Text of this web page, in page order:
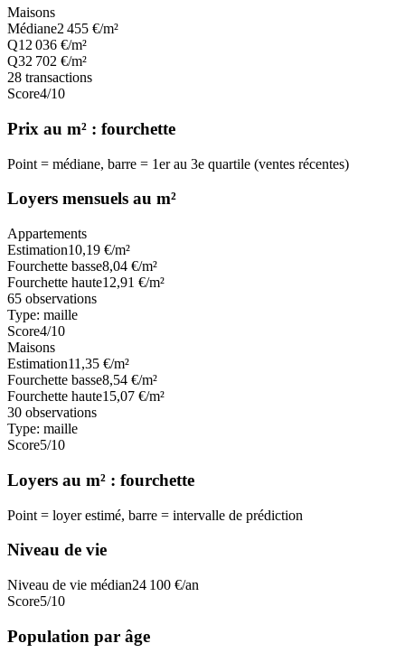
Maisons
Médiane2 455 €/m²
Q1 2 036 €/m²
Q32 702 €/m²
28 transactions
Score4/10
Prix au m² : fourchette
Point = médiane, barre = 1er au 3e quartile (ventes récentes)
Loyers mensuels au m²
Appartements
Estimation10,19 €/m²
Fourchette basse8,04 €/m²
Fourchette haute12,91 €/m²
65 observations
Type: maille
Score4/10
Maisons
Estimation11,35 €/m²
Fourchette basse8,54 €/m²
Fourchette haute15,07 €/m²
30 observations
Type: maille
Score5/10
Loyers au m² : fourchette
Point = loyer estimé, barre = intervalle de prédiction
Niveau de vie
Niveau de vie médian24 100 €/an
Score5/10
Population par âge